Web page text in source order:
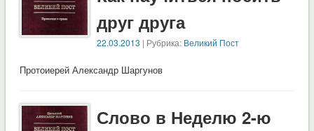
друг друга
22.03.2013 | Рубрика: Великий Пост
Протоиерей Александр Шаргунов
Слово в Неделю 2-ю